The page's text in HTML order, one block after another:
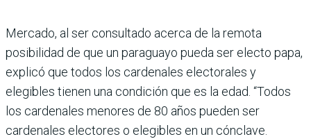
Mercado, al ser consultado acerca de la remota
posibilidad de que un paraguayo pueda ser electo papa,
explicó que todos los cardenales electorales y
elegibles tienen una condición que es la edad. “Todos
los cardenales menores de 80 años pueden ser
cardenales electores o elegibles en un cónclave.